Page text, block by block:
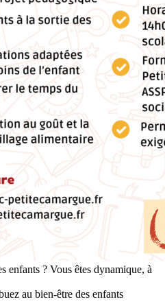
enfants ? Vous êtes dynamique, à
au bien-être des enfants